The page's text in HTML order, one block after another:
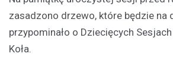
zasadzono drzewo, które będzie na
przypominało o Dziecięcych
Koła.